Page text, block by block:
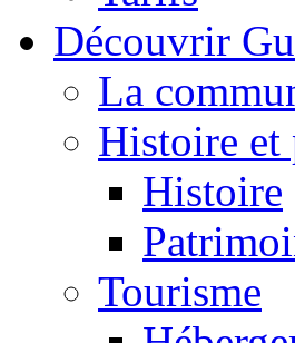
Découvrir
La
Histoire et
Histoire
Tourisme